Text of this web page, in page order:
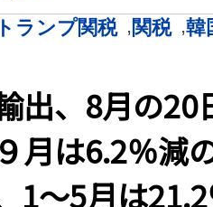
トランプ関税 ,関税 ,韓
出、8月の
月は6.2％減
1〜5月は